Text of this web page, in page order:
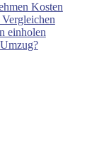
Kosten
einholen